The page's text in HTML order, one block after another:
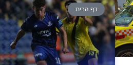
דף הבית